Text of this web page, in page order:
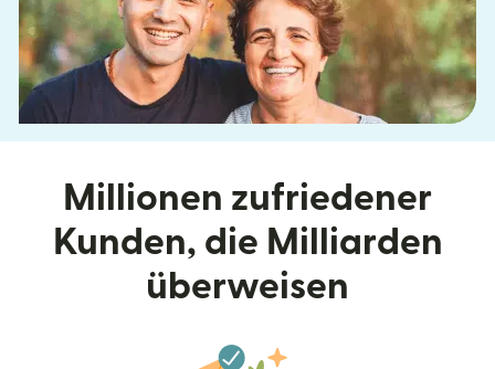
Millionen zufriedener
Kunden, die Milliarden
überweisen